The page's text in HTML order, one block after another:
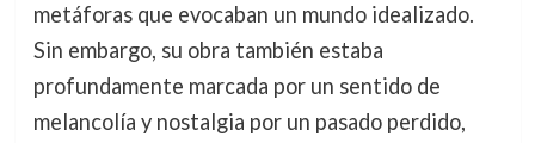
metáforas que evocaban un mundo idealizado.
Sin embargo, su obra también estaba
profundamente marcada por un sentido de
melancolía y nostalgia por un pasado perdido,